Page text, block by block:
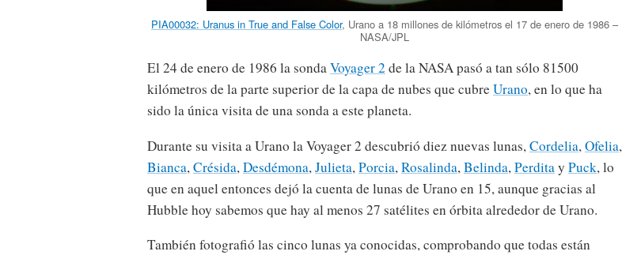
PIA00032: Uranus in True and False Color, Urano a 18 millones de kilómetros el 17 de enero de 1986 –
NASA/JPL
El 24 de enero de 1986 la sondaVoyager 2 de la NASA pasó a tan sólo 81500
kilómetros de la parte superior de la capa de nubes que cubreUrano, en lo que ha
sido la única visita de una sonda a este planeta.
Durante su visita a Urano la Voyager 2 descubrió diez nuevas lunas, Cordelia, Ofelia,
Bianca, Crésida, Desdémona, Julieta, Porcia, Rosalinda, Belinda, Perditay Puck, lo
que en aquel entonces dejó la cuenta de lunas de Urano en 15, aunque gracias al
Hubble hoy sabemos que hay al menos 27 satélites en órbita alrededor de Urano.
También fotografió las cinco lunas ya conocidas, comprobando que todas están